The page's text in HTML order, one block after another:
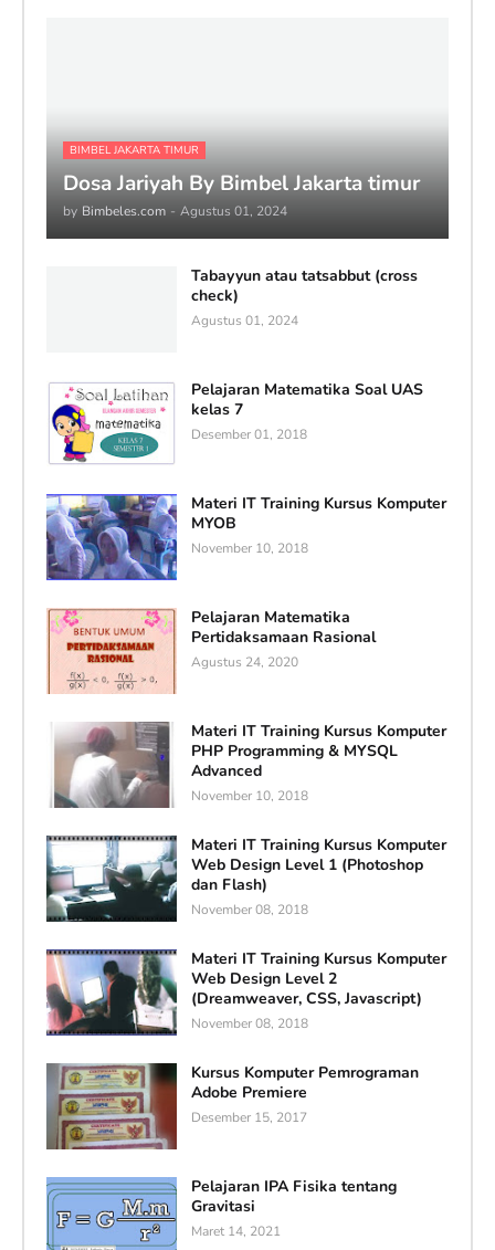
BIMBEL JAKARTA TIMUR
Dosa Jariyah By Bimbel Jakarta timur
by Bimbeles.com - Agustus 01, 2024
Tabayyun atau tatsabbut (cross
check)
Agustus 01, 2024
Pelajaran Matematika Soal UAS
kelas 7
Desember 01, 2018
Materi IT Training Kursus Komputer
MYOB
November 10, 2018
Pelajaran Matematika
Pertidaksamaan Rasional
Agustus 24, 2020
Materi IT Training Kursus Komputer
PHP Programming & MYSQL
Advanced
November 10, 2018
Materi IT Training Kursus Komputer
Web Design Level 1 (Photoshop
dan Flash)
November 08, 2018
Materi IT Training Kursus Komputer
Web Design Level 2
(Dreamweaver, CSS, Javascript)
November 08, 2018
Kursus Komputer Pemrograman
Adobe Premiere
Desember 15, 2017
Pelajaran IPA Fisika tentang
Gravitasi
Maret 14, 2021